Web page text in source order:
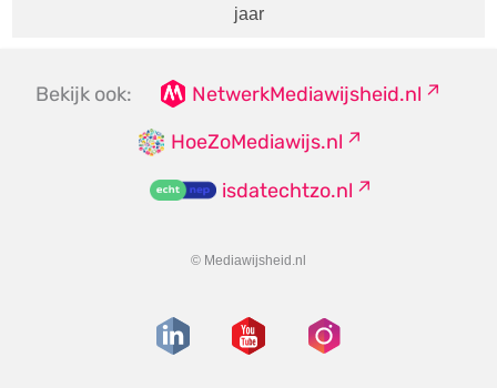
jaar
Bekijk ook:
NetwerkMediawijsheid.nl
HoeZoMediawijs.nl
isdatechtzo.nl
© Mediawijsheid.nl